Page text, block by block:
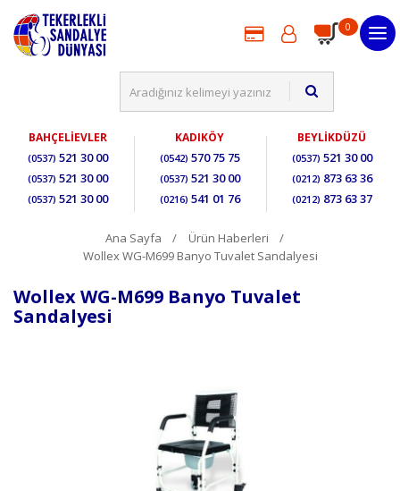
0
BAHÇELİEVLER
(0537) 521 30 00
(0537) 521 30 00
(0537) 521 30 00
KADIKÖY
(0542) 570 75 75
(0537) 521 30 00
(0216) 541 01 76
BEYLİKDÜZÜ
(0537) 521 30 00
(0212) 873 63 36
(0212) 873 63 37
Ana Sayfa
Ürün Haberleri
Wollex WG-M699 Banyo Tuvalet Sandalyesi
Wollex WG-M699 Banyo Tuvalet
Sandalyesi